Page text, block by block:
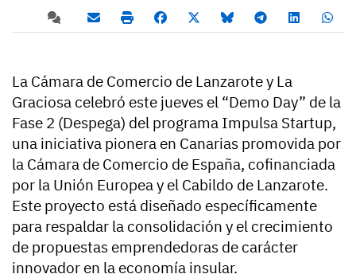
La Cámara de Comercio de Lanzarote y La
Graciosa celebró este jueves el “Demo Day” de la
Fase 2 (Despega) del programa Impulsa Startup,
una iniciativa pionera en Canarias promovida por
la Cámara de Comercio de España, cofinanciada
por la Unión Europea y el Cabildo de Lanzarote.
Este proyecto está diseñado específicamente
para respaldar la consolidación y el crecimiento
de propuestas emprendedoras de carácter
innovador en la economía insular.